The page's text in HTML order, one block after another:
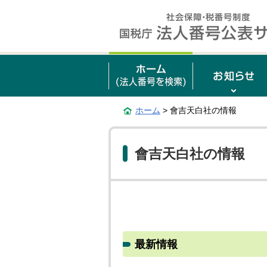
ホーム > 會吉天白社の情報
會吉天白社の情報
最新情報